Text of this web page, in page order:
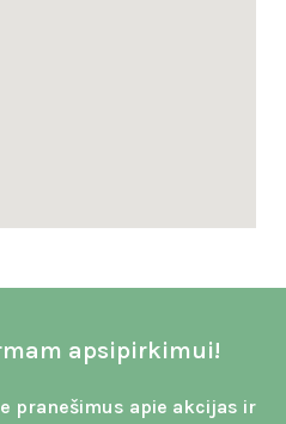
apsipirkimui!
pranešimus apie akcijas ir